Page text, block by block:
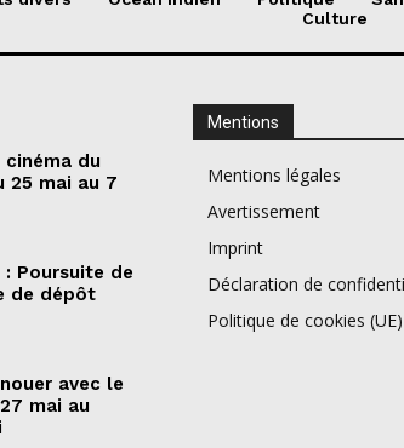
Culture
cinéma du
25 mai au 7
: Poursuite de
de dépôt
avec le
mai au
Mentions
Mentions légales
Avertissement
Imprint
Déclaration de
Politique de cookies (UE)